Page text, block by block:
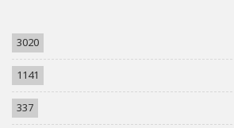
3020
1141
337